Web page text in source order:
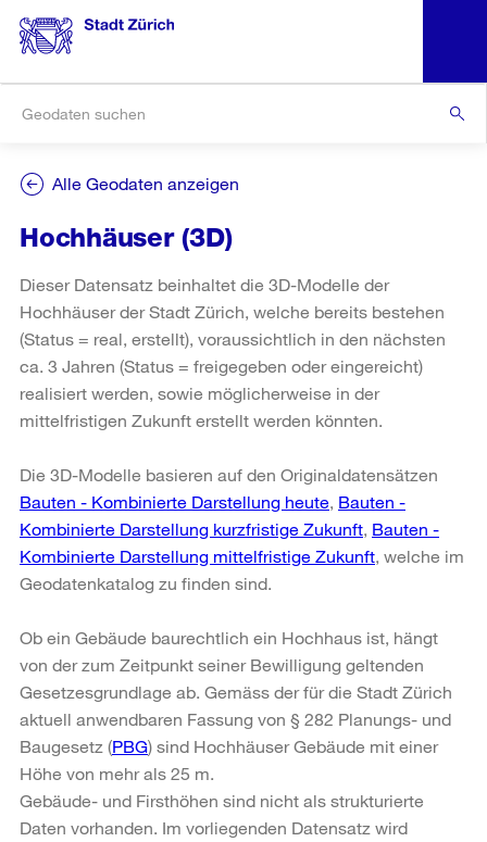
Alle Geodaten anzeigen
Hochhäuser (3D)
Dieser Datensatz beinhaltet die 3D-Modelle der
Hochhäuser der Stadt Zürich, welche bereits bestehen
(Status = real, erstellt), voraussichtlich in den nächsten
ca. 3 Jahren (Status = freigegeben oder eingereicht)
realisiert werden, sowie möglicherweise in der
mittelfristigen Zukunft erstellt werden könnten.
Die 3D-Modelle basieren auf den Originaldatensätzen
Bauten - Kombinierte Darstellung heute, Bauten -
Kombinierte Darstellung kurzfristige Zukunft, Bauten -
Kombinierte Darstellung mittelfristige Zukunft, welche im
Geodatenkatalog zu finden sind.
Ob ein Gebäude baurechtlich ein Hochhaus ist, hängt
von der zum Zeitpunkt seiner Bewilligung geltenden
Gesetzesgrundlage ab. Gemäss der für die Stadt Zürich
aktuell anwendbaren Fassung von § 282 Planungs- und
Baugesetz (PBG) sind Hochhäuser Gebäude mit einer
Höhe von mehr als 25 m.
Gebäude- und Firsthöhen sind nicht als strukturierte
Daten vorhanden. Im vorliegenden Datensatz wird